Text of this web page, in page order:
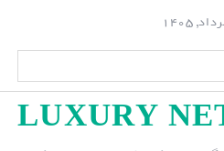
LUXURY